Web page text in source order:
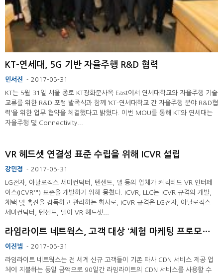
KT-연세대, 5G 기반 자율주행 R&D 협력
민서진 - 2017-05-31
KT는 5월 31일 서울 종로 KT광화문사옥 East에서 연세대학교와 자율주행 기술
교류를 위한 R&D 포럼 발족식과 함께 ‘KT-연세대학교 간 자율주행 분야 R&D협
력‘을 위한 업무 협약을 체결했다고 밝혔다. 이번 MOU를 통해 KT와 연세대는
자율주행 및 Connectivity...
VR 헤드셋 연결성 표준 수립을 위해 ICVR 설립
강민정 - 2017-05-31
LG전자, 아날로직스 세미컨덕터, 텐센트, 델 등의 업체가 커넥티드 VR 인터페
이스(ICVR™) 표준을 개발하기 위해 뭉쳤다. ICVR, LLC는 ICVR 규격의 개발,
채택 및 촉진을 감독하고 관리하는 회사로, ICVR 규격은 LG전자, 아날로직스
세미컨덕터, 텐센트, 델이 VR 헤드셋...
라임라이트 네트웍스, 고객 대상 ‘체험 마케팅 프로모션’ 진행
이진범 - 2017-05-31
라임라이트 네트웍스는 전 세계 신규 고객들이 기존 타사 CDN 서비스 제공 업
체에 지불하는 동일 금액으로 90일간 라임라이트의 CDN 서비스를 사용할 수